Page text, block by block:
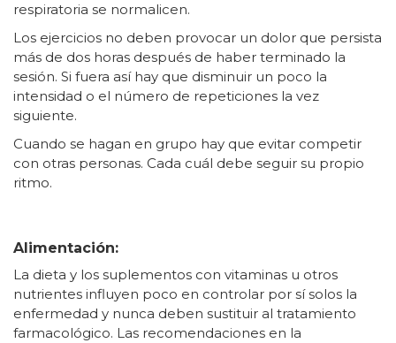
respiratoria se normalicen.
Los ejercicios no deben provocar un dolor que persista
más de dos horas después de haber terminado la
sesión. Si fuera así hay que disminuir un poco la
intensidad o el número de repeticiones la vez
siguiente.
Cuando se hagan en grupo hay que evitar competir
con otras personas. Cada cuál debe seguir su propio
ritmo.
Alimentación:
La dieta y los suplementos con vitaminas u otros
nutrientes influyen poco en controlar por sí solos la
enfermedad y nunca deben sustituir al tratamiento
farmacológico. Las recomendaciones en la